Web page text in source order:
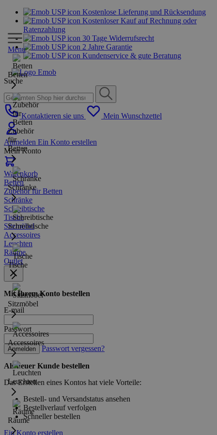
Kostenlose Lieferung und Rücksendung
Kostenloser Kauf auf Rechnung oder
Ratenzahlung
30 Tage Widerrufsrecht
2 Jahre Garantie
Kundenservice & gute Beratung
Suche
Kontaktieren sie uns Mein Wunschzettel
Anmelden Ein Konto erstellen
Mein Konto
Warenkorb
Menu
Betten
Zubehör
für
Betten
Schränke
Schreibtische
Tische
Sitzmöbel
Accessoires
Leuchten
Räume
Betten
Zubehör für Betten
Schränke
Schreibtische
Tische
Sitzmöbel
Accessoires
Leuchten
Räume
Outlet
Mit Ihrem Konto bestellen
E-mail
Passwort
Anmelden Passwort vergessen?
Als neuer Kunde bestellen
Das Erstellen eines Kontos hat viele Vorteile:
Bestell- und Versandstatus ansehen
Bestellverlauf verfolgen
Schneller bestellen
Ein Konto erstellen